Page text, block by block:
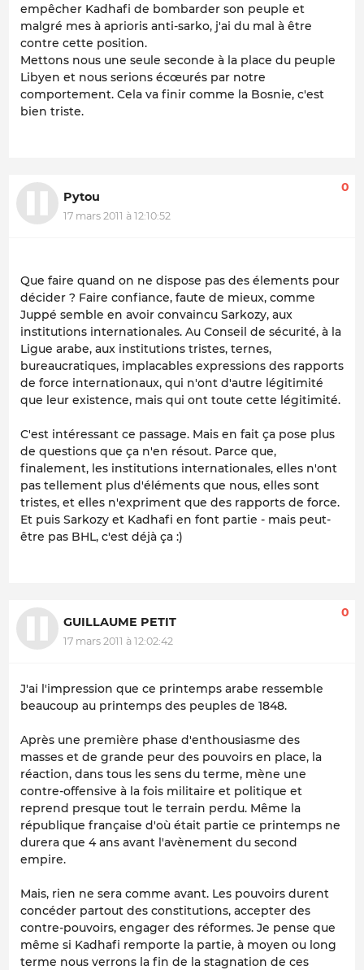
empêcher Kadhafi de bombarder son peuple et
malgré mes à aprioris anti-sarko, j'ai du mal à être
contre cette position.
Mettons nous une seule seconde à la place du peuple
Libyen et nous serions écœurés par notre
comportement. Cela va finir comme la Bosnie, c'est
bien triste.
Pytou
17 mars 2011 à 12:10:52
0
Que faire quand on ne dispose pas des élements pour
décider ? Faire confiance, faute de mieux, comme
Juppé semble en avoir convaincu Sarkozy, aux
institutions internationales. Au Conseil de sécurité, à la
Ligue arabe, aux institutions tristes, ternes,
bureaucratiques, implacables expressions des rapports
de force internationaux, qui n'ont d'autre légitimité
que leur existence, mais qui ont toute cette légitimité.
C'est intéressant ce passage. Mais en fait ça pose plus
de questions que ça n'en résout. Parce que,
finalement, les institutions internationales, elles n'ont
pas tellement plus d'éléments que nous, elles sont
tristes, et elles n'expriment que des rapports de force.
Et puis Sarkozy et Kadhafi en font partie - mais peut-
être pas BHL, c'est déjà ça :)
GUILLAUME PETIT
17 mars 2011 à 12:02:42
0
J'ai l'impression que ce printemps arabe ressemble
beaucoup au printemps des peuples de 1848.
Après une première phase d'enthousiasme des
masses et de grande peur des pouvoirs en place, la
réaction, dans tous les sens du terme, mène une
contre-offensive à la fois militaire et politique et
reprend presque tout le terrain perdu. Même la
république française d'où était partie ce printemps ne
durera que 4 ans avant l'avènement du second
empire.
Mais, rien ne sera comme avant. Les pouvoirs durent
concéder partout des constitutions, accepter des
contre-pouvoirs, engager des réformes. Je pense que
même si Kadhafi remporte la partie, à moyen ou long
terme nous verrons la fin de la stagnation de ces